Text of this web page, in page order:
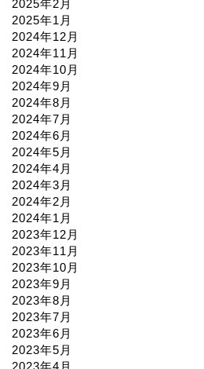
2025年2月
2025年1月
2024年12月
2024年11月
2024年10月
2024年9月
2024年8月
2024年7月
2024年6月
2024年5月
2024年4月
2024年3月
2024年2月
2024年1月
2023年12月
2023年11月
2023年10月
2023年9月
2023年8月
2023年7月
2023年6月
2023年5月
2023年4月